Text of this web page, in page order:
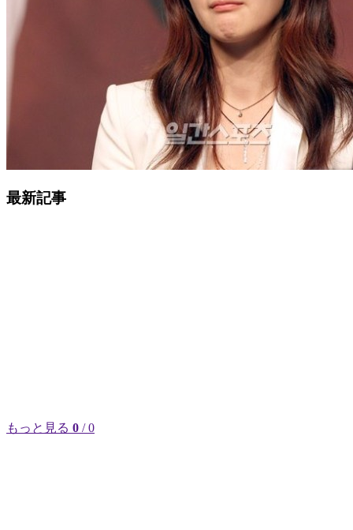
最新記事
もっと見る 0 / 0